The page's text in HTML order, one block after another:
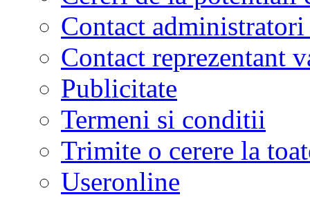
Contact
Contact reprezentant
Publicitate
Termeni si conditii
Trimite o cerere la
Useronline